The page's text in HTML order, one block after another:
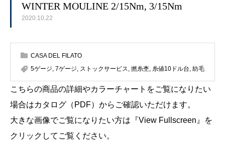
WINTER MOULINE 2/15Nm, 3/15Nm
2020.10.22
CASA DEL FILATO
5ゲージ, 7ゲージ, ストックサービス, 撚糸杢, 糸値10ドル台, 紡毛
こちらの商品の詳細やカラーチャートをご覧になりたい
場合はカタログ（PDF）からご確認いただけます。
大きな画像でご覧になりたい方は『View Fullscreen』を
クリックしてご覧ください。